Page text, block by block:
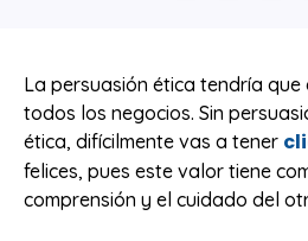
La persuasión ética tendría que
todos los negocios. Sin
ética, difícilmente vas a tener
felices, pues este valor tiene
comprensión y el cuidado del